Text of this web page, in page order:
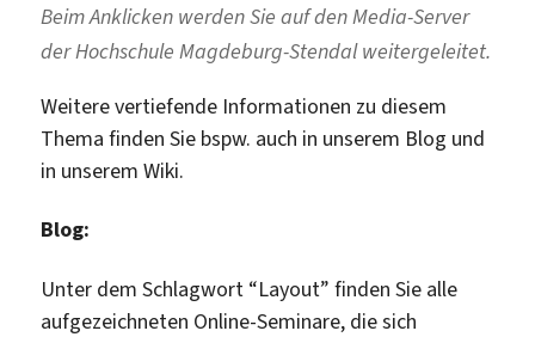
Beim Anklicken werden Sie auf den Media-Server
der Hochschule Magdeburg-Stendal weitergeleitet.
Weitere vertiefende Informationen zu diesem
Thema finden Sie bspw. auch in unserem Blog und
in unserem Wiki.
Blog:
Unter dem Schlagwort “Layout” finden Sie alle
aufgezeichneten Online-Seminare, die sich